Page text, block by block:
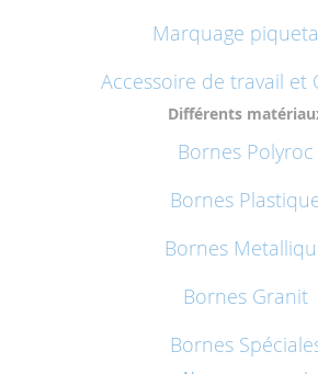
Marquage
Accessoire de travail et
Différents
Bornes Polyroc
Bornes
Bornes
Bornes Granit
Bornes